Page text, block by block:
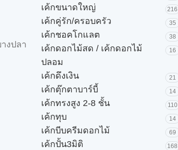
งปลา
เค้กขนาดใหญ่ 216
เค้กคู่รัก/ครอบครัว 35
เค้กชอคโกแลต 38
เค้กดอกไม้สด / เค้กดอกไม้
ปลอม
16
เค้กดึงเงิน 21
เค้กตุ๊กตาบาร์บี้ 14
เค้กทรงสูง 2-8 ชั้น 110
เค้กทุบ 14
เค้กบีบครีมดอกไม้ 69
เค้กปั้น3มิติ 168